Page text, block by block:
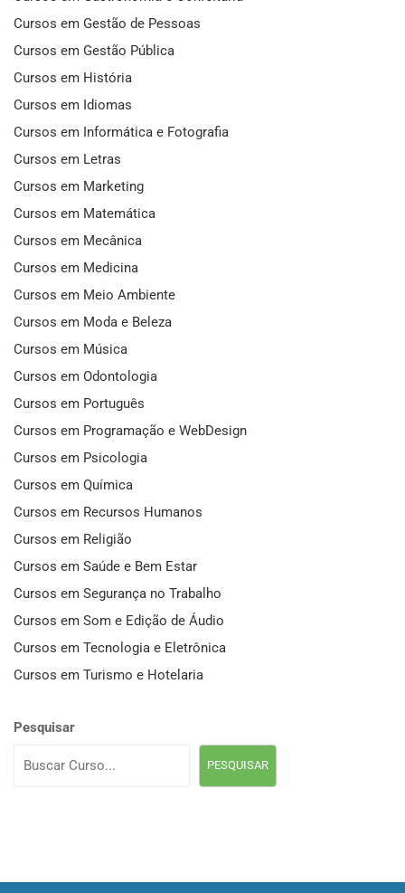
Cursos em Gestão de Pessoas
Cursos em Gestão Pública
Cursos em História
Cursos em Idiomas
Cursos em Informática e Fotografia
Cursos em Letras
Cursos em Marketing
Cursos em Matemática
Cursos em Mecânica
Cursos em Medicina
Cursos em Meio Ambiente
Cursos em Moda e Beleza
Cursos em Música
Cursos em Odontologia
Cursos em Português
Cursos em Programação e WebDesign
Cursos em Psicologia
Cursos em Química
Cursos em Recursos Humanos
Cursos em Religião
Cursos em Saúde e Bem Estar
Cursos em Segurança no Trabalho
Cursos em Som e Edição de Áudio
Cursos em Tecnologia e Eletrônica
Cursos em Turismo e Hotelaria
Pesquisar
PESQUISAR